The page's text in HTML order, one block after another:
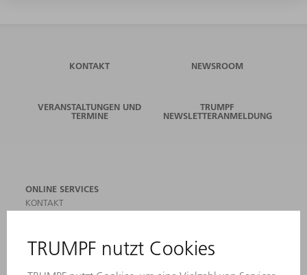
KONTAKT NEWSROOM
VERANSTALTUNGEN UND
TERMINE
TRUMPF
NEWSLETTERANMELDUNG
ONLINE SERVICES
KONTAKT
VERANSTALTUNGEN UND TERMINE
NEWSLETTER-ANMELDUNG
MYTRUMPF